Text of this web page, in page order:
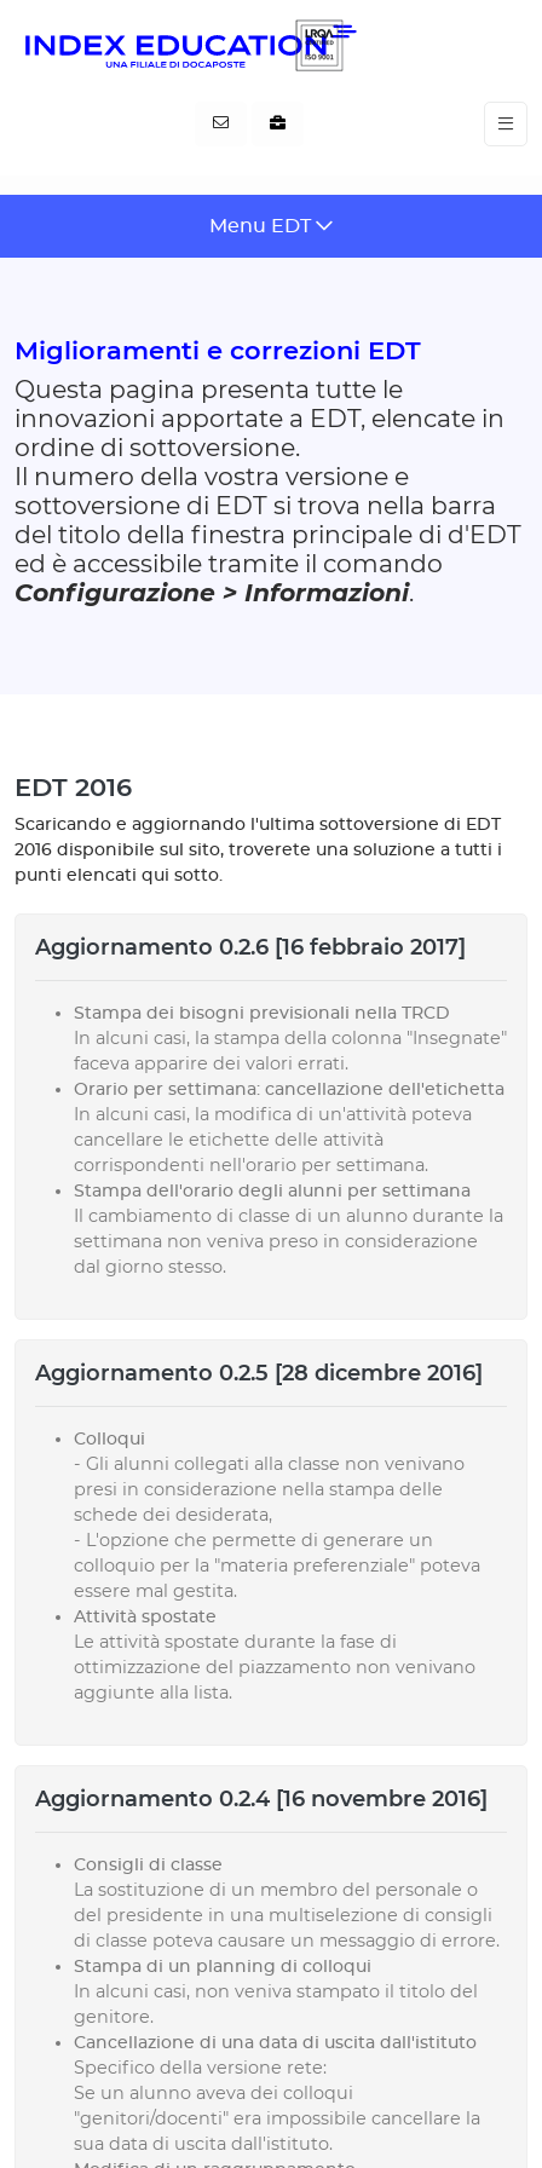
content
Menu EDT
Miglioramenti e correzioni EDT
Questa pagina presenta tutte le
innovazioni apportate a EDT, elencate in
ordine di sottoversione.
Il numero della vostra versione e
sottoversione di EDT si trova nella barra
del titolo della finestra principale di d'EDT
ed è accessibile tramite il comando
Configurazione > Informazioni.
EDT 2016
Scaricando e aggiornando l'ultima sottoversione di EDT
2016 disponibile sul sito, troverete una soluzione a tutti i
punti elencati qui sotto.
Aggiornamento 0.2.6 [16 febbraio 2017]
Stampa dei bisogni previsionali nella TRCD
In alcuni casi, la stampa della colonna "Insegnate"
faceva apparire dei valori errati.
Orario per settimana: cancellazione dell'etichetta
In alcuni casi, la modifica di un'attività poteva
cancellare le etichette delle attività
corrispondenti nell'orario per settimana.
Stampa dell'orario degli alunni per settimana
Il cambiamento di classe di un alunno durante la
settimana non veniva preso in considerazione
dal giorno stesso.
Aggiornamento 0.2.5 [28 dicembre 2016]
Colloqui
- Gli alunni collegati alla classe non venivano
presi in considerazione nella stampa delle
schede dei desiderata,
- L'opzione che permette di generare un
colloquio per la "materia preferenziale" poteva
essere mal gestita.
Attività spostate
Le attività spostate durante la fase di
ottimizzazione del piazzamento non venivano
aggiunte alla lista.
Aggiornamento 0.2.4 [16 novembre 2016]
Consigli di classe
La sostituzione di un membro del personale o
del presidente in una multiselezione di consigli
di classe poteva causare un messaggio di errore.
Stampa di un planning di colloqui
In alcuni casi, non veniva stampato il titolo del
genitore.
Cancellazione di una data di uscita dall'istituto
Specifico della versione rete:
Se un alunno aveva dei colloqui
"genitori/docenti" era impossibile cancellare la
sua data di uscita dall'istituto.